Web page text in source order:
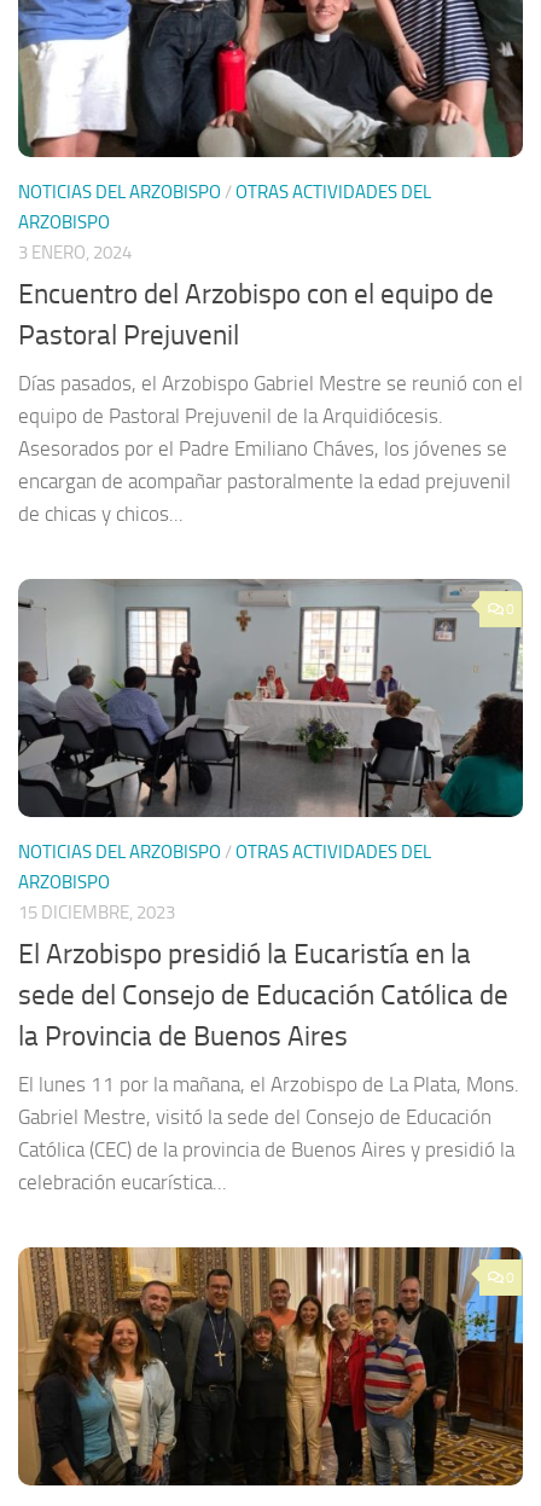
NOTICIAS DEL ARZOBISPO /OTRAS ACTIVIDADES DEL
ARZOBISPO
3 ENERO, 2024
Encuentro del Arzobispo con el equipo de
Pastoral Prejuvenil
Días pasados, el Arzobispo Gabriel Mestre se reunió con el
equipo de Pastoral Prejuvenil de la Arquidiócesis.
Asesorados por el Padre Emiliano Cháves, los jóvenes se
encargan de acompañar pastoralmente la edad prejuvenil
de chicas y chicos...
0
NOTICIAS DEL ARZOBISPO /OTRAS ACTIVIDADES DEL
ARZOBISPO
15 DICIEMBRE, 2023
El Arzobispo presidió la Eucaristía en la
sede del Consejo de Educación Católica de
la Provincia de Buenos Aires
El lunes 11 por la mañana, el Arzobispo de La Plata, Mons.
Gabriel Mestre, visitó la sede del Consejo de Educación
Católica (CEC) de la provincia de Buenos Aires y presidió la
celebración eucarística...
0